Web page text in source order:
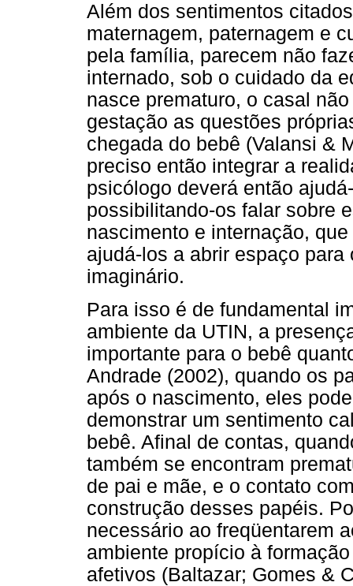
Além dos sentimentos
maternagem, paternagem e
pela família, parecem não
internado, sob o cuidado da
nasce prematuro, o casal
gestação as questões
chegada do bebê (Valansi &
preciso então integrar a
psicólogo deverá então
possibilitando-os falar sobre
nascimento e internação,
ajudá-los a abrir espaço
imaginário.
Para isso é de fundamental
ambiente da UTIN, a
importante para o bebê
Andrade (2002), quando os
após o nascimento, eles
demonstrar um sentimento
bebê. Afinal de contas,
também se encontram
de pai e mãe, e o contato
construção desses papéis.
necessário ao freqüentarem
ambiente propício à
afetivos (Baltazar; Gomes &